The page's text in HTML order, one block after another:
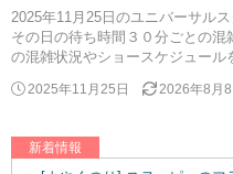
2025年11月25日のユニバーサル
その日の待ち時間３０分ごとの混
の混雑状況やショースケジュール
2025年11月25日 2026年8月8
新着情報